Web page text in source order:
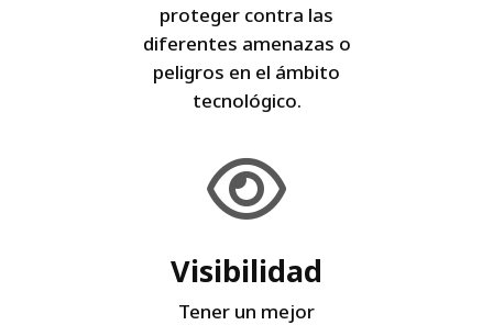
proteger contra las
diferentes amenazas o
peligros en el ámbito
tecnológico.
Visibilidad
Tener un mejor